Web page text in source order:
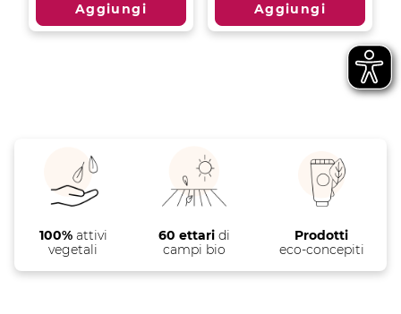
235
recensioni
Aggiungi
564
recensioni
Aggiungi
100%attivi
vegetali
60 ettaridi
campi bio
Prodotti
eco-concepiti